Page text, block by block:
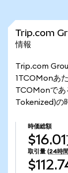
Trip.com
情報
Trip.com
1TCOMonあ
TCOMonで
Tokenized)の
時価総額
取引量 (24時